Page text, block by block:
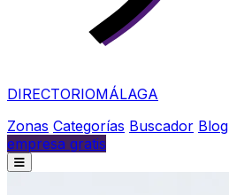
DIRECTORIOMÁLAGA
Zonas Categorías Buscador Blog
empresa gratis